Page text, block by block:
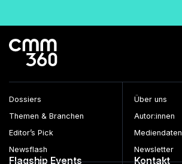
Dossiers
Themen & Branchen
Editor’s Pick
Newsflash
Über uns
Autor:innen
Mediendaten
Newsletter
Flagship Events Kontakt